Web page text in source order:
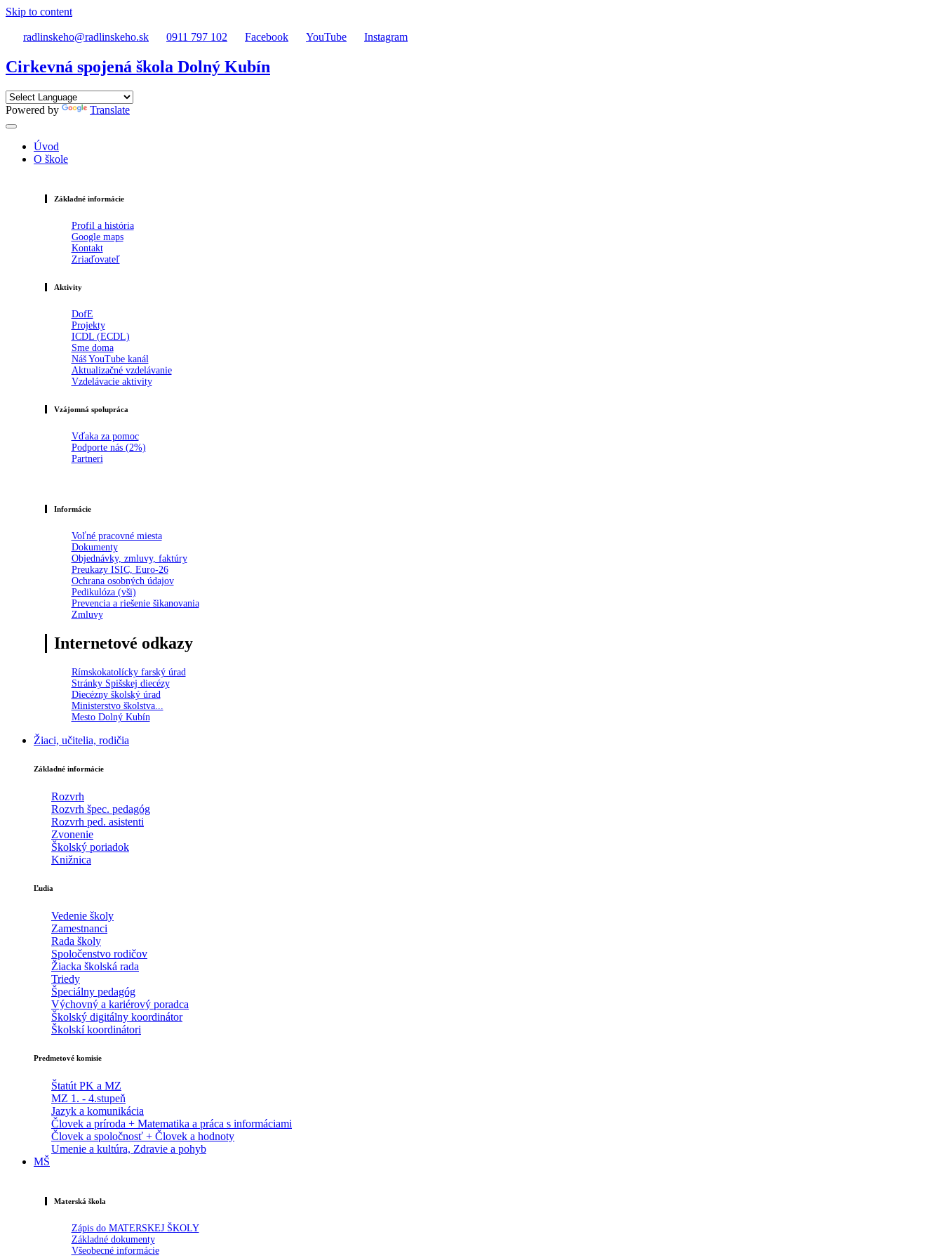
Skip to content
radlinskeho@radlinskeho.sk 0911 797 102 Facebook YouTube Instagram
Cirkevná spojená škola Dolný Kubín
Powered by Translate
Úvod
O škole
Základné informácie
Profil a história
Google maps
Kontakt
Zriaďovateľ
Aktivity
DofE
Projekty
ICDL (ECDL)
Sme doma
Náš YouTube kanál
Aktualizačné vzdelávanie
Vzdelávacie aktivity
Vzájomná spolupráca
Vďaka za pomoc
Podporte nás (2%)
Partneri
Informácie
Voľné pracovné miesta
Dokumenty
Objednávky, zmluvy, faktúry
Preukazy ISIC, Euro-26
Ochrana osobných údajov
Pedikulóza (vši)
Prevencia a riešenie šikanovania
Zmluvy
Internetové odkazy
Rímskokatolícky farský úrad
Stránky Spišskej diecézy
Diecézny školský úrad
Ministerstvo školstva...
Mesto Dolný Kubín
Žiaci, učitelia, rodičia
Základné informácie
Rozvrh
Rozvrh špec. pedagóg
Rozvrh ped. asistenti
Zvonenie
Školský poriadok
Knižnica
Ľudia
Vedenie školy
Zamestnanci
Rada školy
Spoločenstvo rodičov
Žiacka školská rada
Triedy
Špeciálny pedagóg
Výchovný a kariérový poradca
Školský digitálny koordinátor
Školskí koordinátori
Predmetové komisie
Štatút PK a MZ
MZ 1. - 4.stupeň
Jazyk a komunikácia
Človek a príroda + Matematika a práca s informáciami
Človek a spoločnosť + Človek a hodnoty
Umenie a kultúra, Zdravie a pohyb
MŠ
Materská škola
Zápis do MATERSKEJ ŠKOLY
Základné dokumenty
Všeobecné informácie